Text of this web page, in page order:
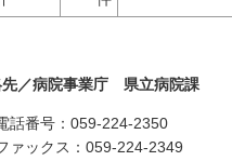
先／病院事業庁 県立病院課
話番号：059-224-2350
ァックス：059-224-2349